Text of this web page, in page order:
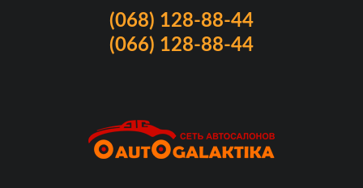
(068) 128-88-44
(066) 128-88-44